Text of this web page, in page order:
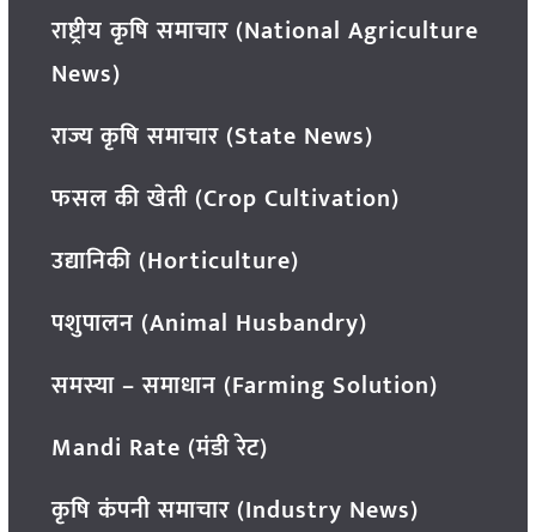
राष्ट्रीय कृषि समाचार (National Agriculture
News)
राज्य कृषि समाचार (State News)
फसल की खेती (Crop Cultivation)
उद्यानिकी (Horticulture)
पशुपालन (Animal Husbandry)
समस्या – समाधान (Farming Solution)
Mandi Rate (मंडी रेट)
कृषि कंपनी समाचार (Industry News)